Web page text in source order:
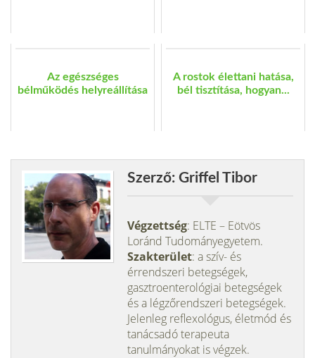
Az egészséges
bélműködés helyreállítása
A rostok élettani hatása,
bél tisztítása, hogyan...
Szerző: Griffel Tibor
Végzettség: ELTE – Eötvös
Loránd Tudományegyetem.
Szakterület: a szív- és
érrendszeri betegségek,
gasztroenterológiai betegségek
és a légzőrendszeri betegségek.
Jelenleg reflexológus, életmód és
tanácsadó terapeuta
tanulmányokat is végzek.